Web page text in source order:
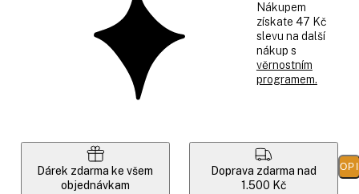
Nákupem
získate 47 Kč
slevu na další
nákup s
věrnostním
programem.
Dárek zdarma ke všem
objednávkam
Doprava zdarma nad
1.500 Kč